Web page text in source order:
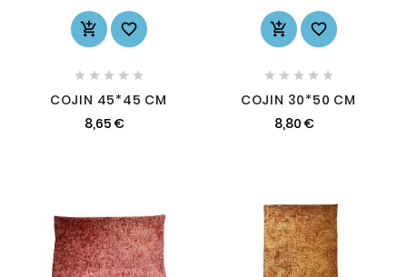
 
    
COJIN 45*45 CM
8,65 €
 
    
COJIN 30*50 CM
8,80 €